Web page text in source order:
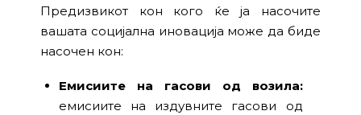
Предизвикот кон кого ќе ја насочите
вашата социјална иновација може да биде
насочен кон:
Емисиите на гасови од возила:
емисиите на издувните гасови од